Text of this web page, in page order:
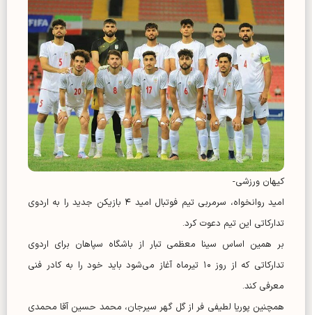
کیهان ورزشی-
امید روانخواه، سرمربی تیم فوتبال امید ۴ بازیکن جدید را به اردوی
تدارکاتی این تیم دعوت کرد.
بر همین اساس سینا معظمی تبار از باشگاه سپاهان برای اردوی
تدارکاتی که از روز ۱۰ تیرماه آغاز می‌شود باید خود را به کادر فنی
معرفی کند.
همچنین پوریا لطیفی فر از گل گهر سیرجان، محمد حسین آقا محمدی